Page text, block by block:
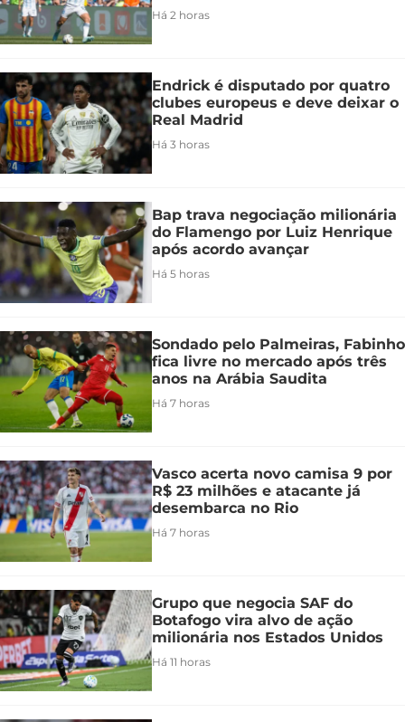
Há 2 horas
Endrick é disputado por quatro
clubes europeus e deve deixar o
Real Madrid
Há 3 horas
Bap trava negociação milionária
do Flamengo por Luiz Henrique
após acordo avançar
Há 5 horas
Sondado pelo Palmeiras, Fabinho
fica livre no mercado após três
anos na Arábia Saudita
Há 7 horas
Vasco acerta novo camisa 9 por
R$ 23 milhões e atacante já
desembarca no Rio
Há 7 horas
Grupo que negocia SAF do
Botafogo vira alvo de ação
milionária nos Estados Unidos
Há 11 horas